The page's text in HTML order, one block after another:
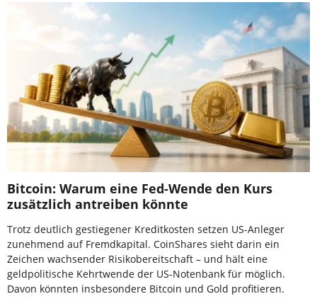
Bitcoin: Warum eine Fed-Wende den Kurs
zusätzlich antreiben könnte
Trotz deutlich gestiegener Kreditkosten setzen US-Anleger
zunehmend auf Fremdkapital. CoinShares sieht darin ein
Zeichen wachsender Risikobereitschaft – und hält eine
geldpolitische Kehrtwende der US-Notenbank für möglich.
Davon könnten insbesondere Bitcoin und Gold profitieren.